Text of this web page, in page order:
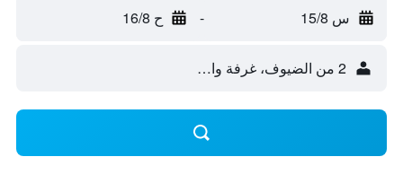
س 15/8 - ح 16/8
2 من الضيوف، غرفة واحدة